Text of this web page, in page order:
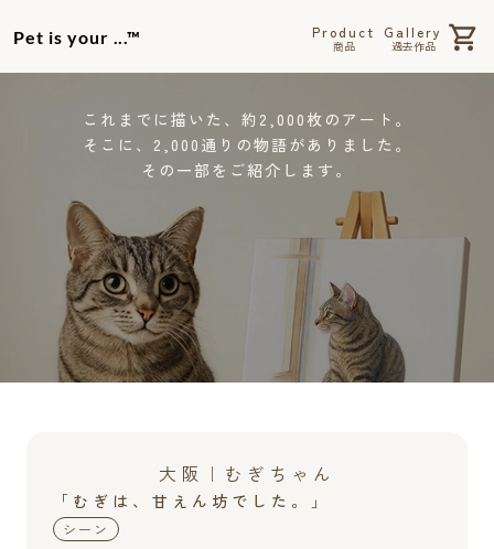
Pet is your ...™ Product
商品
Gallery
過去作品
これまでに描いた、約2,000枚のアート。
そこに、2,000通りの物語がありました。
その一部をご紹介します。
大阪｜むぎちゃん
「むぎは、甘えん坊でした。」
シーン